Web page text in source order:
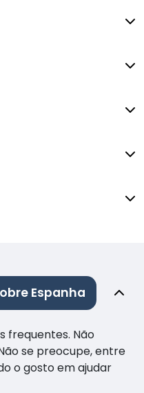
Espanha
frequentes. Não
se preocupe, entre
o gosto em ajudar